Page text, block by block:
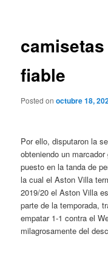
fiable
Posted onoctubre 18,
Por ello, disputaron la
obteniendo un
puesto en la tanda de
la cual el Aston Villa
2019/20 el Aston Villa
parte de la temporada,
empatar 1-1 contra el
milagrosamente del